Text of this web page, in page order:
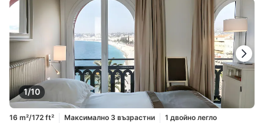
1/10
16 m²/172 ft² Максимално 3 възрастни
1 двойно легло